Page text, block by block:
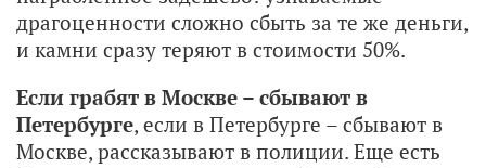
драгоценности сложно сбыть за те же деньги,
и камни сразу теряют в стоимости 50%.
Если грабят в Москве – сбывают в
Петербурге, если в Петербурге – сбывают в
Москве, рассказывают в полиции. Еще есть